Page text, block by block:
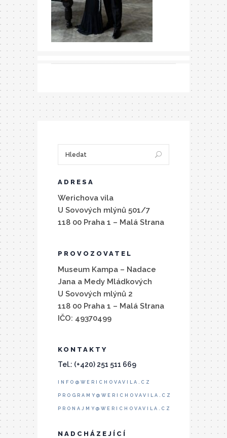
ADRESA
Werichova vila
U Sovových mlýnů 501/7
118 00 Praha 1 – Malá Strana
PROVOZOVATEL
Museum Kampa – Nadace
Jana a Medy Mládkových
U Sovových mlýnů 2
118 00 Praha 1 – Malá Strana
IČO: 49370499
KONTAKTY
Tel.: (+420) 251 511 669
INFO@WERICHOVAVILA.CZ
PROGRAMY@WERICHOVAVILA.CZ
PRONAJMY@WERICHOVAVILA.CZ
NADCHÁZEJÍCÍ